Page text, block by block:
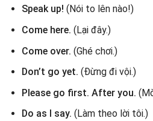
Speak up! (Nói to lên nào!)
Come here. (Lại đây.)
Come over. (Ghé chơi.)
Don’t go yet. (Đừng đi vội.)
Please go first. After you.
Do as I say. (Làm theo lời tôi.)